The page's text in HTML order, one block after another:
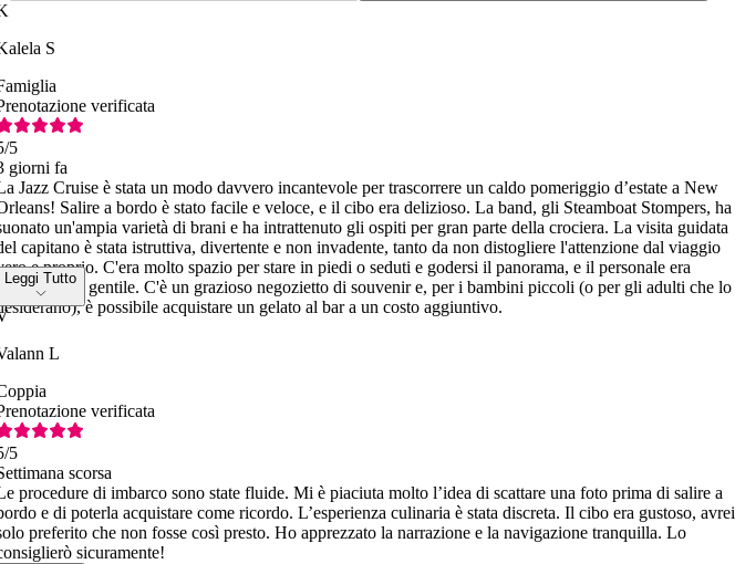
S
verificata
/5
giorni fa
Jazz Cruise è stata un modo davvero incantevole per trascorrere un caldo pomeriggio d’estate a New
Salire a bordo è stato facile e veloce, e il cibo era delizioso. La band, gli Steamboat Stompers, ha
un'ampia varietà di brani e ha intrattenuto gli ospiti per gran parte della crociera. La visita guidata
capitano è stata istruttiva, divertente e non invadente, tanto da non distogliere l'attenzione dal viaggio
e proprio. C'era molto spazio per stare in piedi o seduti e godersi il panorama, e il personale era
e gentile. C'è un grazioso negozietto di souvenir e, per i bambini piccoli (o per gli adulti che lo
è possibile acquistare un gelato al bar a un costo aggiuntivo.
Leggi Tutto
L
verificata
/5
scorsa
procedure di imbarco sono state fluide. Mi è piaciuta molto l’idea di scattare una foto prima di salire a
e di poterla acquistare come ricordo. L’esperienza culinaria è stata discreta. Il cibo era gustoso, avrei
preferito che non fosse così presto. Ho apprezzato la narrazione e la navigazione tranquilla. Lo
sicuramente!